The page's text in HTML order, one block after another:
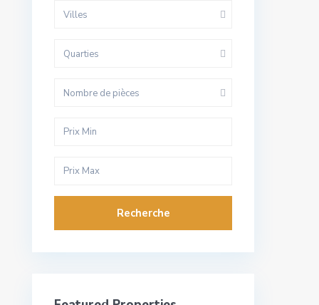
Villes
Quarties
Nombre de pièces
Recherche